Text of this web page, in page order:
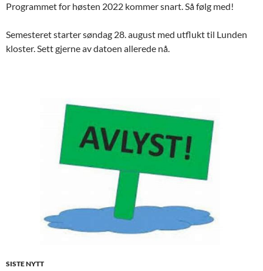
Programmet for høsten 2022 kommer snart. Så følg med!
Semesteret starter søndag 28. august med utflukt til Lunden
kloster. Sett gjerne av datoen allerede nå.
SISTE NYTT